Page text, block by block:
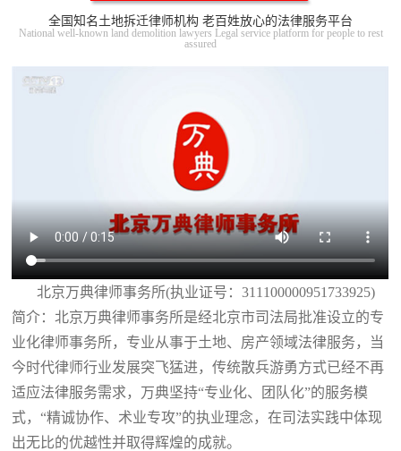
全国知名土地拆迁律师机构 老百姓放心的法律服务平台
National well-known land demolition lawyers Legal service platform for people to rest
assured
北京万典律师事务所(执业证号：311100000951733925)
简介：北京万典律师事务所是经北京市司法局批准设立的专
业化律师事务所，专业从事于土地、房产领域法律服务，当
今时代律师行业发展突飞猛进，传统散兵游勇方式已经不再
适应法律服务需求，万典坚持“专业化、团队化”的服务模
式，“精诚协作、术业专攻”的执业理念，在司法实践中体现
出无比的优越性并取得辉煌的成就。